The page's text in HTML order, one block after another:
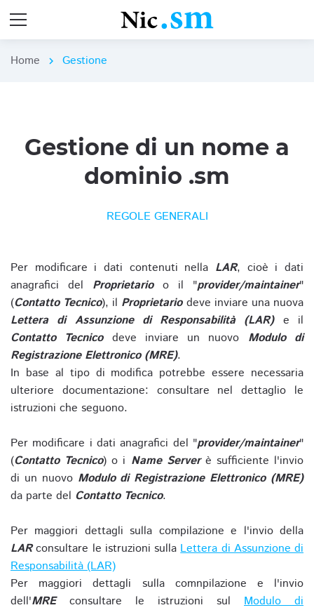
Home chevron_right Gestione
Gestione di un nome a
dominio .sm
REGOLE GENERALI
Per modificare i dati contenuti nella LAR, cioè i dati
anagrafici del Proprietarioo il "provider/maintainer"
(Contatto Tecnico), il Proprietariodeve inviare una nuova
Lettera di Assunzione di Responsabilità (LAR)e il
Contatto Tecnicodeve inviare un nuovo Modulo di
Registrazione Elettronico (MRE).
In base al tipo di modifica potrebbe essere necessaria
ulteriore documentazione: consultare nel dettaglio le
istruzioni che seguono.
Per modificare i dati anagrafici del "provider/maintainer"
(Contatto Tecnico) o i Name Serverè sufficiente l'invio
di un nuovo Modulo di Registrazione Elettronico (MRE)
da parte del Contatto Tecnico.
Per maggiori dettagli sulla compilazione e l'invio della
LARconsultare le istruzioni sullaLettera di Assunzione di
Responsabilità (LAR)
Per maggiori dettagli sulla comnpilazione e l'invio
dell'MREconsultare le istruzioni sul Modulo di